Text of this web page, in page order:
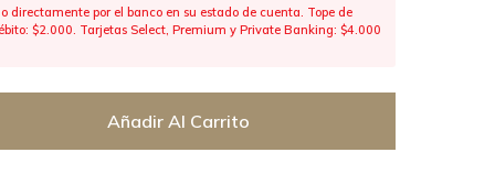
directamente por el banco en su estado de cuenta. Tope de
$2.000. Tarjetas Select, Premium y Private Banking: $4.000
Añadir Al Carrito